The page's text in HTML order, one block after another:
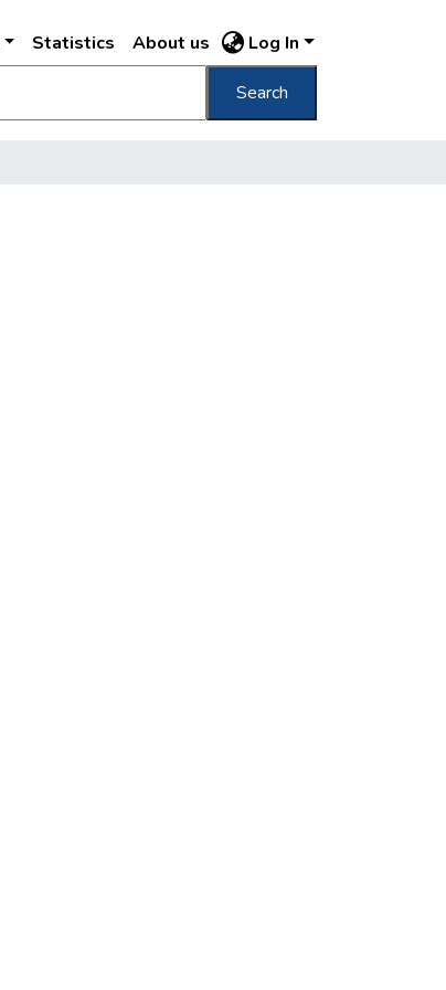
Statistics About us Log In
Search